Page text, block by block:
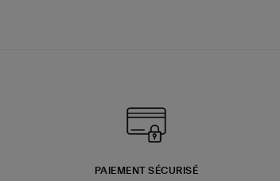
PAIEMENT SÉCURISÉ